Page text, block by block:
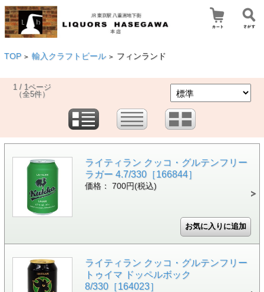
TOP > 輸入クラフトビール > フィンランド
1 / 1ページ
（全5件）
ライティラン クッコ・グルテンフリー
ラガー 4.7/330［166844］
価格： 700円(税込)
ライティラン クッコ・グルテンフリー
トゥイマ ドッペルボック
8/330［164023］